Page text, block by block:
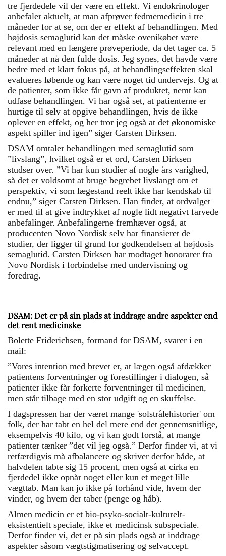
tre fjerdedele vil der være en effekt. Vi endokrinologer
anbefaler aktuelt, at man afprøver fedmemedicin i tre
måneder for at se, om der er effekt af behandlingen. Med
højdosis semaglutid kan det måske ovenikøbet være
relevant med en længere prøveperiode, da det tager ca. 5
måneder at nå den fulde dosis. Jeg synes, det havde være
bedre med et klart fokus på, at behandlingseffekten skal
evalueres løbende og kan være noget tid undervejs. Og at
de patienter, som ikke får gavn af produktet, nemt kan
udfase behandlingen. Vi har også set, at patienterne er
hurtige til selv at opgive behandlingen, hvis de ikke
oplever en effekt, og her tror jeg også at det økonomiske
aspekt spiller ind igen” siger Carsten Dirksen.
DSAM omtaler behandlingen med semaglutid som
”livslang”, hvilket også er et ord, Carsten Dirksen
studser over. ”Vi har kun studier af nogle års varighed,
så det er voldsomt at bruge begrebet livslangt om et
perspektiv, vi som lægestand reelt ikke har kendskab til
endnu,” siger Carsten Dirksen. Han finder, at ordvalget
er med til at give indtrykket af nogle lidt negativt farvede
anbefalinger. Anbefalingerne fremhæver også, at
producenten Novo Nordisk selv har finansieret de
studier, der ligger til grund for godkendelsen af højdosis
semaglutid. Carsten Dirksen har modtaget honorarer fra
Novo Nordisk i forbindelse med undervisning og
foredrag.
DSAM: Det er på sin plads at inddrage andre aspekter end
det rent medicinske
Bolette Friderichsen, formand for DSAM, svarer i en
mail:
”Vores intention med brevet er, at lægen også afdækker
patientens forventninger og forestillinger i dialogen, så
patienter ikke får forkerte forventninger til medicinen,
men står tilbage med en stor udgift og en skuffelse.
I dagspressen har der været mange 'solstrålehistorier' om
folk, der har tabt en hel del mere end det gennemsnitlige,
eksempelvis 40 kilo, og vi kan godt forstå, at mange
patienter tænker ”det vil jeg også.” Derfor finder vi, at vi
retfærdigvis må afbalancere og skriver derfor både, at
halvdelen tabte sig 15 procent, men også at cirka en
fjerdedel ikke opnår noget eller kun et meget lille
vægttab. Man kan jo ikke på forhånd vide, hvem der
vinder, og hvem der taber (penge og håb).
Almen medicin er et bio-psyko-socialt-kulturelt-
eksistentielt speciale, ikke et medicinsk subspeciale.
Derfor finder vi, det er på sin plads også at inddrage
aspekter såsom vægtstigmatisering og selvaccept.